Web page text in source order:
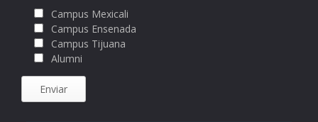
Campus Mexicali
Campus Ensenada
Campus Tijuana
Alumni